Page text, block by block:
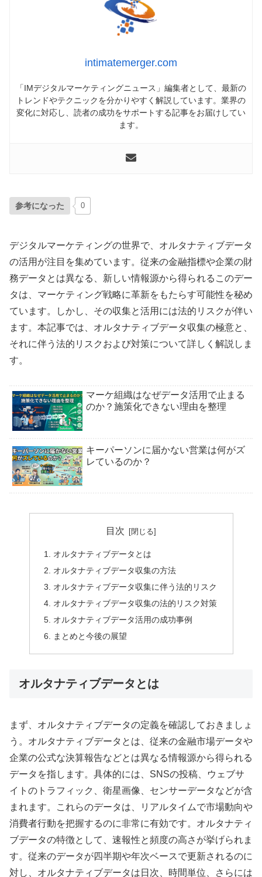
intimatemerger.com
「IMデジタルマーケティングニュース」編集者として、最新の
トレンドやテクニックを分かりやすく解説しています。業界の
変化に対応し、読者の成功をサポートする記事をお届けしてい
ます。
参考になった 0
デジタルマーケティングの世界で、オルタナティブデータ
の活用が注目を集めています。従来の金融指標や企業の財
務データとは異なる、新しい情報源から得られるこのデー
タは、マーケティング戦略に革新をもたらす可能性を秘め
ています。しかし、その収集と活用には法的リスクが伴い
ます。本記事では、オルタナティブデータ収集の極意と、
それに伴う法的リスクおよび対策について詳しく解説しま
す。
マーケ組織はなぜデータ活用で止まる
のか？施策化できない理由を整理
キーパーソンに届かない営業は何がズ
レているのか？
目次
オルタナティブデータとは
オルタナティブデータ収集の方法
オルタナティブデータ収集に伴う法的リスク
オルタナティブデータ収集の法的リスク対策
オルタナティブデータ活用の成功事例
まとめと今後の展望
オルタナティブデータとは
まず、オルタナティブデータの定義を確認しておきましょ
う。オルタナティブデータとは、従来の金融市場データや
企業の公式な決算報告などとは異なる情報源から得られる
データを指します。具体的には、SNSの投稿、ウェブサ
イトのトラフィック、衛星画像、センサーデータなどが含
まれます。これらのデータは、リアルタイムで市場動向や
消費者行動を把握するのに非常に有効です。オルタナティ
ブデータの特徴として、速報性と頻度の高さが挙げられま
す。従来のデータが四半期や年次ベースで更新されるのに
対し、オルタナティブデータは日次、時間単位、さらには